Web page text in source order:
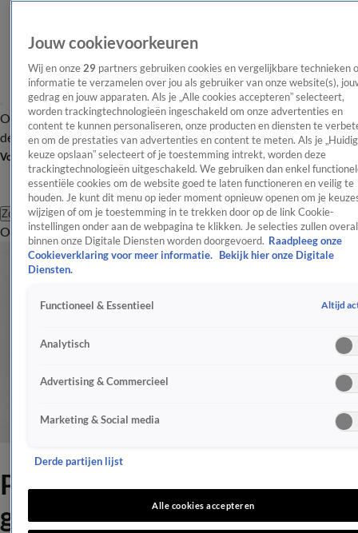
OverzichtAfleveringen Entertainment TV Algemeen
Tip
de redactieNieuwsbrief
Volg Shownieuws
Zoeken
OverzichtEntertainmentSpraakmakendRealityCrimeVideo's
Pieter van Vollenhoven erg
geschrokken
Jouw cookievoorkeuren
Wij en onze 29 partners gebruiken cookies en vergelijkbare technieken
informatie te verzamelen over jou als gebruiker van onze website(s),
gedrag en jouw apparaten. Als je „Alle cookies accepteren” selecteert,
worden trackingtechnologieën ingeschakeld om onze advertenties en
content te kunnen personaliseren, onze producten en diensten te
en om de prestaties van advertenties en content te meten. Als je
keuze opslaan” selecteert of je toestemming intrekt, worden deze
trackingtechnologieën uitgeschakeld. We gebruiken dan enkel
essentiële cookies om de website goed te laten functioneren en veilig te
houden. Je kunt dit menu op ieder moment opnieuw openen om je
wijzigen of om je toestemming in te trekken door op de link Cookie-
instellingen onder aan de webpagina te klikken. Je selecties zullen overal
binnen onze Digitale Diensten worden doorgevoerd. Raadpleeg onze
Cookieverklaring voor meer informatie.
Bekijk hier onze Digitale
Diensten.
Functioneel & Essentieel Altijd
Analytisch
Advertising & Commercieel
Marketing & Social media
Derde partijen lijst
Alle cookies accepteren